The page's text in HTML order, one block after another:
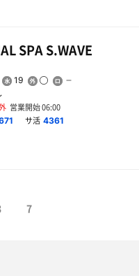
SPA S.WAVE
19
営業開始 06:00
サ活 4361
7